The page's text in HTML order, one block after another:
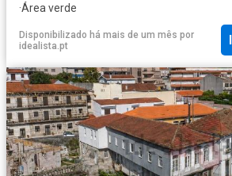
·Área verde
Disponibilizado há mais de um mês por
idealista.pt